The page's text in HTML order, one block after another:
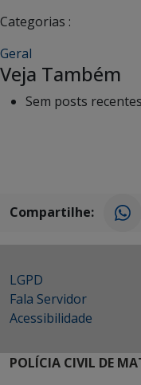
Categorias :
Geral
Veja Também
Sem posts
Compartilhe:
LGPD
Fala Servidor
Acessibilidade
POLÍCIA CIVIL DE